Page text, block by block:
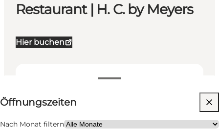
Restaurant | H. C. by Meyers
Hier buchen
Öffnungszeiten anzeigen
Öffnungszeiten
Nach Monat filtern
Website besuchen
Mein Geschäft